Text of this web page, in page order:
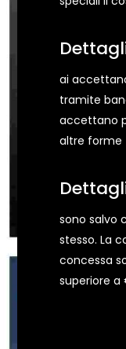
ai
tramite
accettano
altre forme
sono salvo
stesso. La
concessa
superiore a